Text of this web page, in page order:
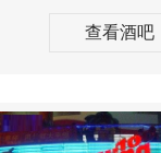
查看酒吧